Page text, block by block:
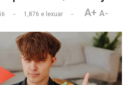
1,876 e lexuar A+ A-